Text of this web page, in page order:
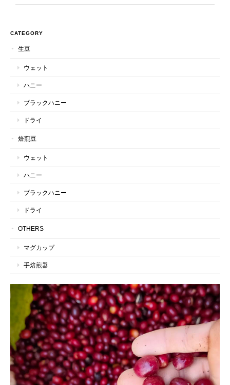
CATEGORY
生豆
ウェット
ハニー
ブラックハニー
ドライ
焙煎豆
ウェット
ハニー
ブラックハニー
ドライ
OTHERS
マグカップ
手焙煎器